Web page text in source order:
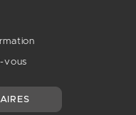
vous